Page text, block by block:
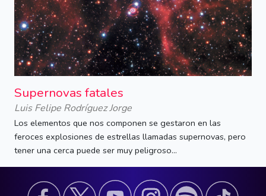
Supernovas fatales
Luis Felipe Rodríguez Jorge
Los elementos que nos componen se gestaron en las
feroces explosiones de estrellas llamadas supernovas, pero
tener una cerca puede ser muy peligroso...